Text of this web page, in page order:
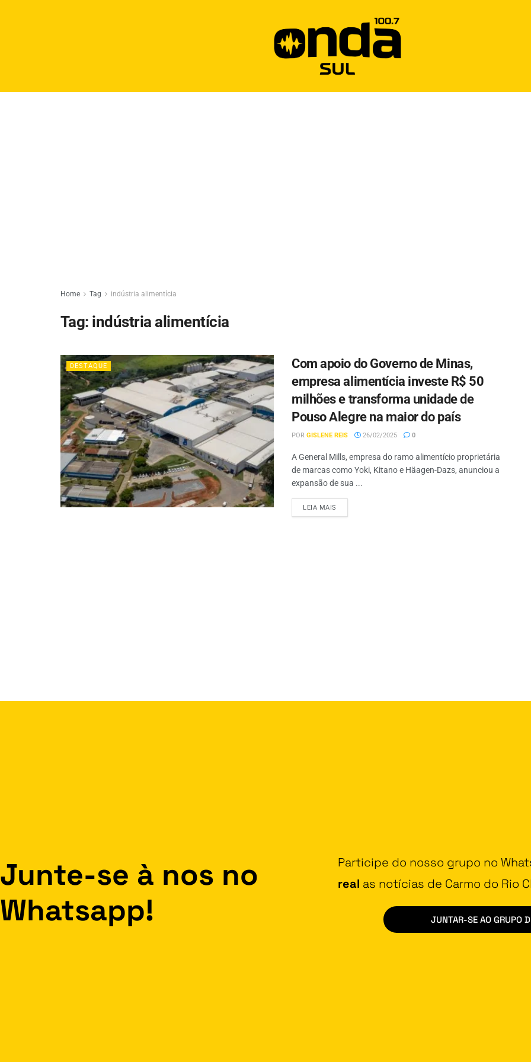
Home Tag indústria alimentícia
Tag: indústria alimentícia
DESTAQUE
Com apoio do Governo de Minas,
empresa alimentícia investe R$ 50
milhões e transforma unidade de
Pouso Alegre na maior do país
POR GISLENE REIS 26/02/2025 0
A General Mills, empresa do ramo alimentício proprietária
de marcas como Yoki, Kitano e Häagen-Dazs, anunciou a
expansão de sua ...
LEIA MAIS
Junte-se à nos no
Whatsapp!
Participe do nosso grupo no
real as notícias de Carmo do Rio
JUNTAR-SE AO GRUPO